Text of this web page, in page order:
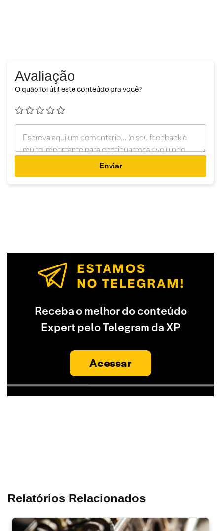
Avaliação
O quão foi útil este conteúdo pra você?
Enviar
Receba o melhor do conteúdo
Expert pelo Telegram da XP
Acessar
Relatórios Relacionados